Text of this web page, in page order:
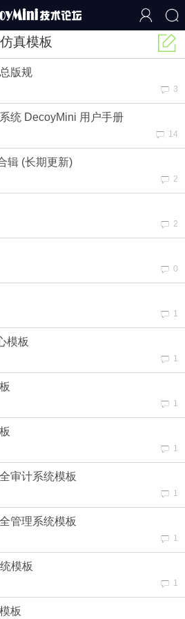
仿真模板
3
版规
14
统 DecoyMini 用户手册
2
辑 (长期更新)
2
0
1
1
模板
1
1
1
审计系统模板
1
管理系统模板
1
模板
板